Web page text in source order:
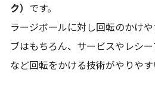
ク） です。
ラージボールに対し回転のかけ
ブはもちろん、サービスやレシ
など回転をかける技術がやりやす